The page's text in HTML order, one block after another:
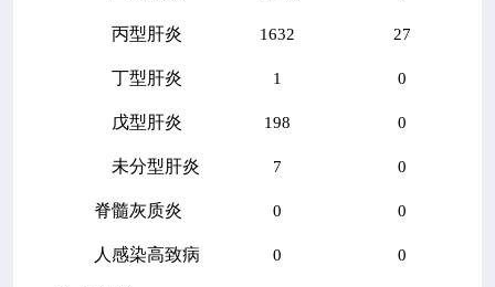
丙型肝炎 1632 27
丁型肝炎 1 0
戊型肝炎 198 0
未分型肝炎 7 0
脊髓灰质炎 0 0
人感染高致病 0 0